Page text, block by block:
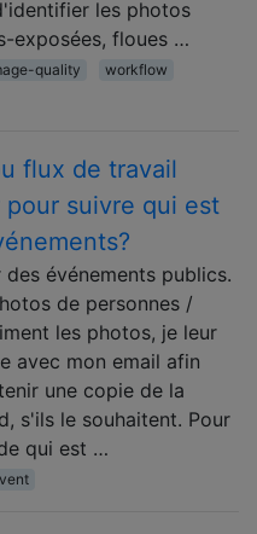
les photos
exposées, floues …
quality
workflow
flux de travail
suivre qui est
événements publics.
de personnes /
les photos, je leur
avec mon email afin
une copie de la
s'ils le souhaitent. Pour
qui est …